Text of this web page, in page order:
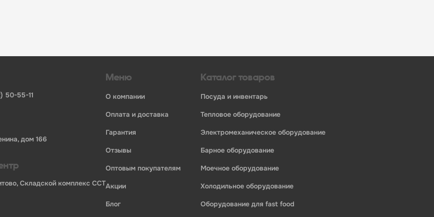
профессионального оборудования для оснащения предприятий общественного питания:
50-55-11
дом 166
Складской комплекс ССТ
Меню
о компании
оплата и доставка
гарантия
отзывы
оптовым покупателям
акции
блог
Каталог товаров
посуда и инвентарь
тепловое оборудование
электромеханическое оборудование
барное оборудование
моечное оборудование
холодильное оборудование
оборудование для fast food